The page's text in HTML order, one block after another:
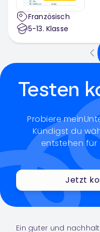
Französisch
5-13. Klasse
Testen
Probiere
Kündigst du
entstehen für
Jetzt
Ein guter und